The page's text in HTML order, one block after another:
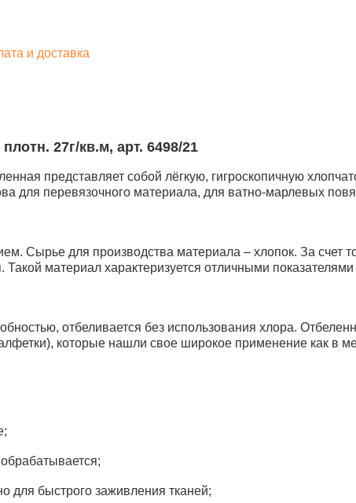
и доставка
27г/кв.м, арт. 6498/21
представляет собой лёгкую, гигроскопичную
для перевязочного материала, для ватно-марлевых
Сырье для производства материала – хлопок. За счет
материал характеризуется отличными
отбеливается без использования хлора.
которые нашли свое широкое применение как в
для быстрого заживления тканей;